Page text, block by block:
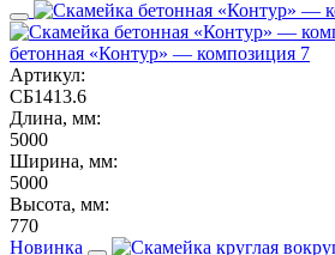
бетонная «Контур» — композиция 7
Артикул:
СБ1413.6
Длина, мм:
5000
Ширина, мм:
5000
Высота, мм:
770
Новинка